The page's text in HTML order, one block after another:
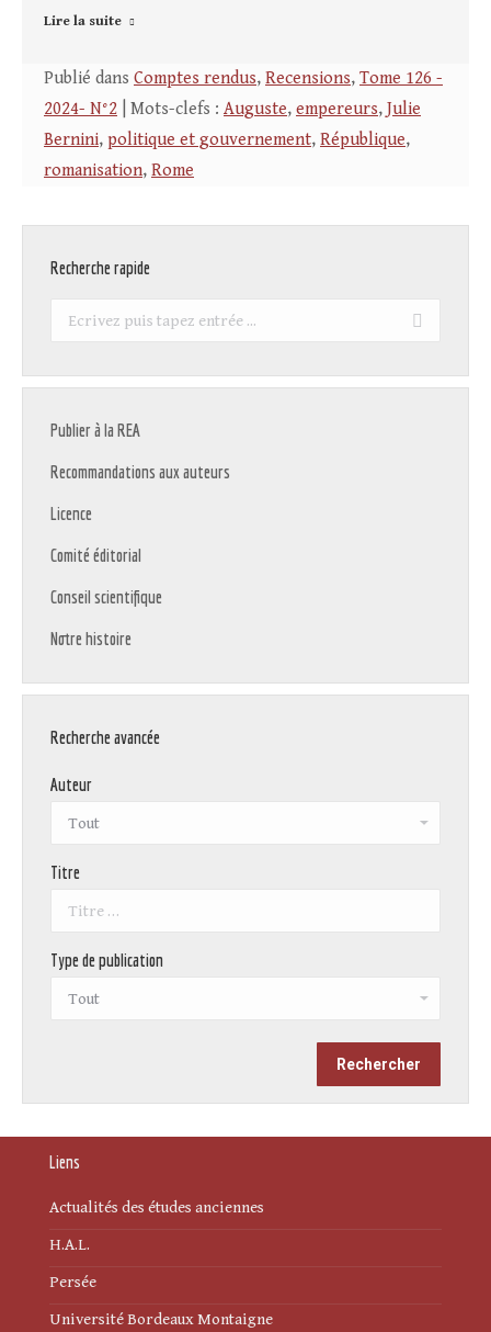
Lire la suite
Publié dans Comptes rendus, Recensions, Tome 126 -
2024- N°2 | Mots-clefs : Auguste, empereurs, Julie
Bernini, politique et gouvernement, République,
romanisation, Rome
Recherche rapide
Recherche
Publier à la REA
Recommandations aux auteurs
Licence
Comité éditorial
Conseil scientifique
Notre histoire
Recherche avancée
Auteur
Titre
Type de publication
Liens
Actualités des études anciennes
H.A.L.
Persée
Université Bordeaux Montaigne